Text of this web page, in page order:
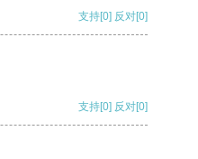
支持[0] 反对[0]
支持[0] 反对[0]